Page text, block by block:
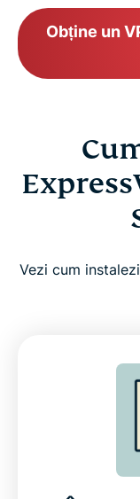
Obține un
Vezi cum